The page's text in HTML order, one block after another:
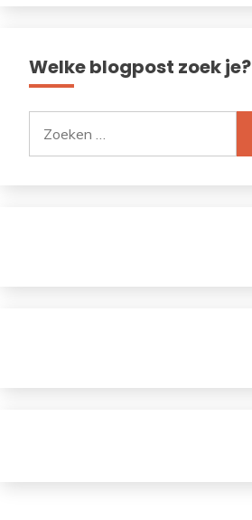
Welke blogpost zoek je?
naar: